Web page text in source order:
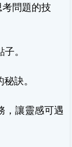
問題的技
。
訣。
，讓靈感可遇